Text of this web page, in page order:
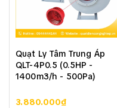
Quạt Ly Tâm Trung Áp
QLT-4P0.5 (0.5HP -
1400m3/h - 500Pa)
3.880.000₫